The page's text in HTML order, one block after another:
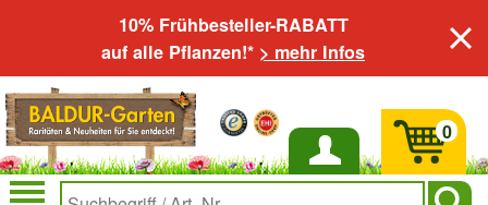
10% Frühbesteller-RABATT
auf alle Pflanzen!* > mehr Infos
Anmelden
0